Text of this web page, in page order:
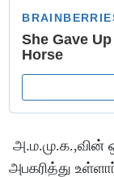
அ.ம.மு.க.,வின்
அபகரித்து